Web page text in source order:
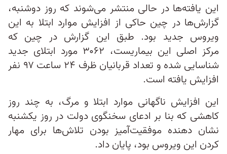
این یافته‌ها در حالی منتشر می‌شوند که روز دوشنبه،
گزارش‌ها در چین حاکی از افزایش موارد ابتلا به این
ویروس جدید بود. طبق این گزارش در چین که
مرکز اصلی این بیماریست، ۳۰۶۲ مورد ابتلای جدید
شناسایی شده و تعداد قربانیان ظرف ۲۴ ساعت ۹۷ نفر
افزایش یافته است.
این افزایش ناگهانی موارد ابتلا و مرگ، به چند روز
کاهشی که بنا بر ادعای سخنگوی دولت در روز یکشنبه
نشان‌ دهنده موفقیت‌آمیز بودن تلاش‌ها برای مهار
کردن این ویروس بود، پایان داد.